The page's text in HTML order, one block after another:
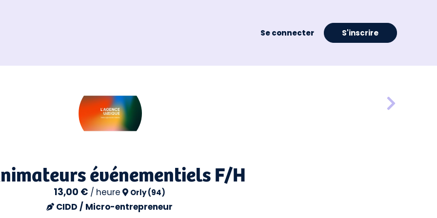
Se connecter S'inscrire
événementiels F/H
13,00 € / heure Orly (94)
CIDD / Micro-entrepreneur